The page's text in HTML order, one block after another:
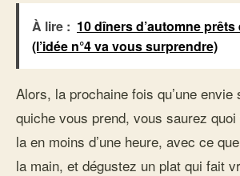
À lire : 10 dîners d’automne prêts
(l’idée n°4 va vous surprendre)
Alors, la prochaine fois qu’une envie
quiche vous prend, vous saurez
la en moins d’une heure, avec ce
la main, et dégustez un plat qui fait